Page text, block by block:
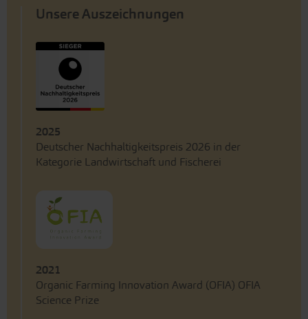
Unsere Auszeichnungen
2025
Deutscher Nachhaltigkeitspreis 2026 in der
Kategorie Landwirtschaft und Fischerei
2021
Organic Farming Innovation Award (OFIA) OFIA
Science Prize